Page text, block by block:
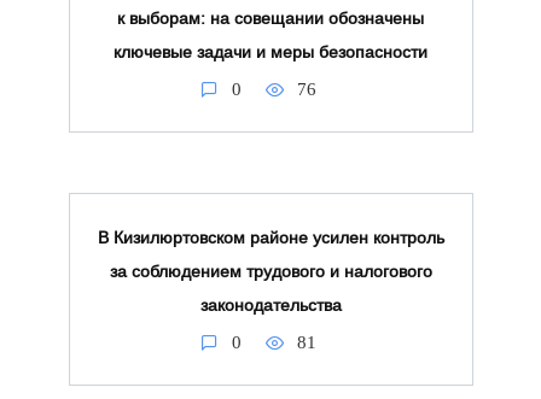
к выборам: на совещании обозначены
ключевые задачи и меры безопасности
0 76
В Кизилюртовском районе усилен контроль
за соблюдением трудового и налогового
законодательства
0 81